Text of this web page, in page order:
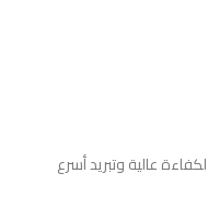
عالية وتبريد أسرع